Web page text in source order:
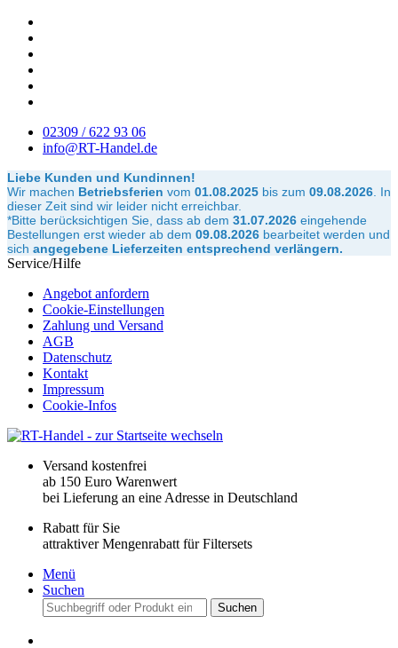
02309 / 622 93 06
info@RT-Handel.de
Liebe Kunden und Kundinnen!
Wir machen Betriebsferien vom 01.08.2025 bis zum 09.08.2026 In
dieser Zeit sind wir leider nicht erreichbar.
*Bitte berücksichtigen Sie, dass ab dem 31.07.2026 eingehende
Bestellungen erst wieder ab dem 09.08.2026 bearbeitet werden und
sich angegebene Lieferzeiten entsprechend verlängern.
Service/Hilfe
Angebot anfordern
Cookie-Einstellungen
Zahlung und Versand
AGB
Datenschutz
Kontakt
Impressum
Cookie-Infos
Versand kostenfrei
ab 150 Euro Warenwert
bei Lieferung an eine Adresse in Deutschland
Rabatt für Sie
attraktiver Mengenrabatt für Filtersets
Menü
Suchen
Suchen